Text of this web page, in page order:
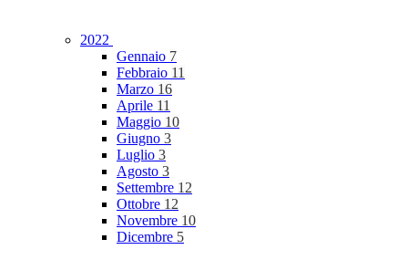
2022
Gennaio 7
Febbraio 11
Marzo 16
Aprile 11
Maggio 10
Giugno 3
Luglio 3
Agosto 3
Settembre 12
Ottobre 12
Novembre 10
Dicembre 5